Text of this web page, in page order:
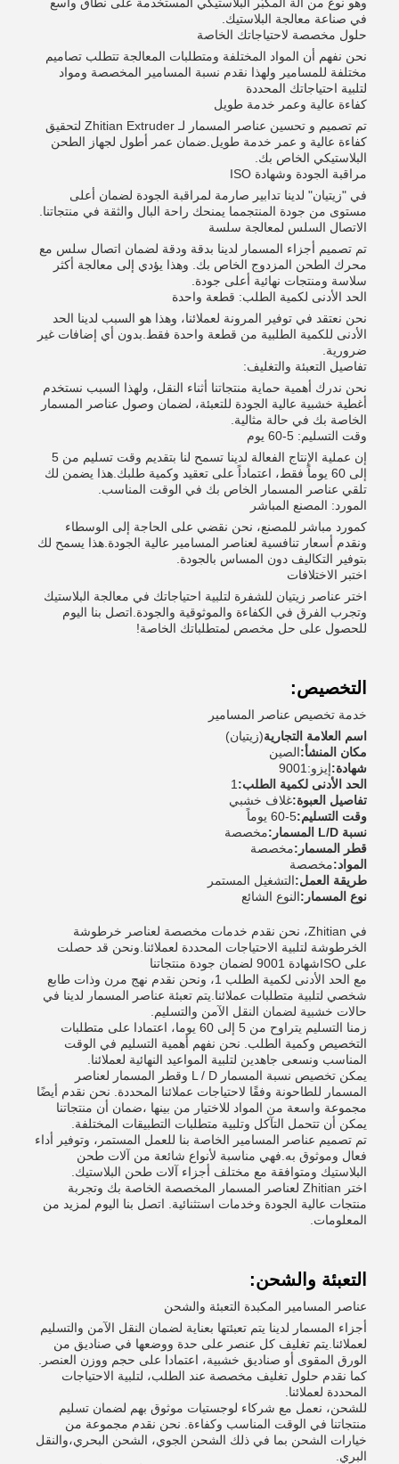
في صناعة معالجة البلاستيك.
حلول مخصصة لاحتياجاتك الخاصة
نحن نفهم أن المواد المختلفة ومتطلبات المعالجة تتطلب تصاميم
مختلفة للمسامير ولهذا نقدم نسبة المسامير المخصصة ومواد
لتلبية احتياجاتك المحددة
كفاءة عالية وعمر خدمة طويل
تم تصميم و تحسين عناصر المسمار لـ Zhitian Extruder لتحقيق
كفاءة عالية و عمر خدمة طويل.ضمان عمر أطول لجهاز الطحن
البلاستيكي الخاص بك.
مراقبة الجودة وشهادة ISO
في "زيتيان" لدينا تدابير صارمة لمراقبة الجودة لضمان أعلى
مستوى من جودة المنتجمما يمنحك راحة البال والثقة في منتجاتنا.
الاتصال السلس لمعالجة سلسة
تم تصميم أجزاء المسمار لدينا بدقة ودقة لضمان اتصال سلس مع
محرك الطحن المزدوج الخاص بك. وهذا يؤدي إلى معالجة أكثر
سلاسة ومنتجات نهائية أعلى جودة.
الحد الأدنى لكمية الطلب: قطعة واحدة
نحن نعتقد في توفير المرونة لعملائنا، وهذا هو السبب لدينا الحد
الأدنى للكمية الطلبية من قطعة واحدة فقط.بدون أي إضافات غير
ضرورية.
تفاصيل التعبئة والتغليف:
نحن ندرك أهمية حماية منتجاتنا أثناء النقل، ولهذا السبب نستخدم
أغطية خشبية عالية الجودة للتعبئة، لضمان وصول عناصر المسمار
الخاصة بك في حالة مثالية.
وقت التسليم: 5-60 يوم
إن عملية الإنتاج الفعالة لدينا تسمح لنا بتقديم وقت تسليم من 5
إلى 60 يوماً فقط، اعتماداً على تعقيد وكمية طلبك.هذا يضمن لك
تلقي عناصر المسمار الخاص بك في الوقت المناسب.
المورد: المصنع المباشر
كمورد مباشر للمصنع، نحن نقضي على الحاجة إلى الوسطاء
ونقدم أسعار تنافسية لعناصر المسامير عالية الجودة.هذا يسمح لك
بتوفير التكاليف دون المساس بالجودة.
اختبر الاختلافات
اختر عناصر زيتيان للشفرة لتلبية احتياجاتك في معالجة البلاستيك
وتجرب الفرق في الكفاءة والموثوقية والجودة.اتصل بنا اليوم
للحصول على حل مخصص لمتطلباتك الخاصة!
التخصيص:
خدمة تخصيص عناصر المسامير
اسم العلامة التجارية(زيتيان)
مكان المنشأ:الصين
شهادة:إيزو:9001
الحد الأدنى لكمية الطلب: 1
تفاصيل العبوة:غلاف خشبي
وقت التسليم:5-60 يوماً
نسبة L/D المسمار:
مخصصة
قطر المسمار:مخصصة
المواد:مخصصة
طريقة العمل:التشغيل المستمر
نوع المسمار:النوع الشائع
في Zhitian، نحن نقدم خدمات مخصصة لعناصر خرطوشة
الخرطوشة لتلبية الاحتياجات المحددة لعملائنا.ونحن قد حصلت
على ISOشهادة 9001 لضمان جودة منتجاتنا
مع الحد الأدنى لكمية الطلب 1، ونحن نقدم نهج مرن وذات طابع
شخصي لتلبية متطلبات عملائنا.يتم تعبئة عناصر المسمار لدينا في
حالات خشبية لضمان النقل الآمن والتسليم.
زمنا التسليم يتراوح من 5 إلى 60 يوما، اعتمادا على متطلبات
التخصيص وكمية الطلب. نحن نفهم أهمية التسليم في الوقت
المناسب ونسعى جاهدين لتلبية المواعيد النهائية لعملائنا.
يمكن تخصيص نسبة المسمار L / D وقطر المسمار لعناصر
المسمار للطاحونة وفقًا لاحتياجات عملائنا المحددة. نحن نقدم أيضًا
مجموعة واسعة من المواد للاختيار من بينها ،ضمان أن منتجاتنا
يمكن أن تتحمل التآكل وتلبية متطلبات التطبيقات المختلفة.
تم تصميم عناصر المسامير الخاصة بنا للعمل المستمر، وتوفير أداء
فعال وموثوق به.فهي مناسبة لأنواع شائعة من آلات طحن
البلاستيك ومتوافقة مع مختلف أجزاء آلات طحن البلاستيك.
اختر Zhitian لعناصر المسمار المخصصة الخاصة بك وتجربة
منتجات عالية الجودة وخدمات استثنائية. اتصل بنا اليوم لمزيد من
المعلومات.
التعبئة والشحن:
عناصر المسامير المكبدة التعبئة والشحن
أجزاء المسمار لدينا يتم تعبئتها بعناية لضمان النقل الآمن والتسليم
لعملائنا.يتم تغليف كل عنصر على حدة ووضعها في صناديق من
الورق المقوى أو صناديق خشبية، اعتمادا على حجم ووزن العنصر.
كما نقدم حلول تغليف مخصصة عند الطلب، لتلبية الاحتياجات
المحددة لعملائنا.
للشحن، نعمل مع شركاء لوجستيات موثوق بهم لضمان تسليم
منتجاتنا في الوقت المناسب وكفاءة. نحن نقدم مجموعة من
خيارات الشحن بما في ذلك الشحن الجوي، الشحن البحري،والنقل
البري.